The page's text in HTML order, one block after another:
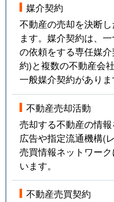
媒介契約
不動産の売却を決断
ます。媒介契約は、
の依頼をする専任媒
約)と複数の不動産会
一般媒介契約がありま
不動産売却活動
売却する不動産の情
広告や指定流通機構(
売買情報ネットワー
います。
不動産売買契約